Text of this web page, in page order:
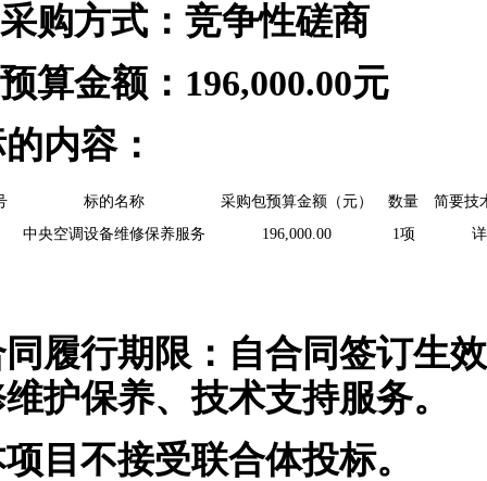
采购方式：竞争性磋商
预算金额： 196,000.00元
内容：
标的名称 采购包预算金额（元） 数量
简要技
中央空调设备维修保养服务
196,000.00 1项
履行期限： 自合同签订生
护保养、技术支持服务。
目 不接受联合体投标。